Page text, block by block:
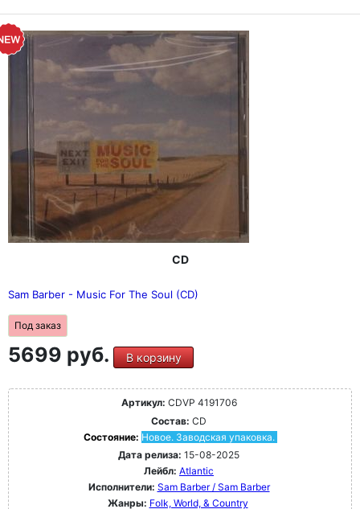
CD
Sam Barber - Music For The Soul (CD)
Под заказ
5699 руб. В корзину
Артикул: CDVP 4191706
Состав: CD
Состояние: Новое. Заводская упаковка.
Дата релиза: 15-08-2025
Лейбл: Atlantic
Исполнители: Sam Barber / Sam Barber
Жанры: Folk, World, & Country